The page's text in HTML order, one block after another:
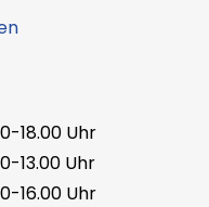
18.00 Uhr
13.00 Uhr
16.00 Uhr